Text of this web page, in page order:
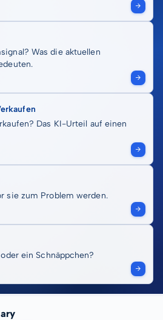
Was die aktuellen
Das KI-Urteil auf einen
sie zum Problem werden.
ein Schnäppchen?